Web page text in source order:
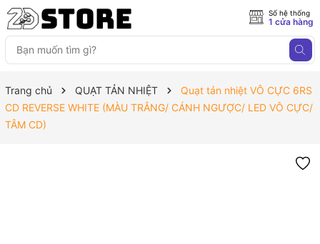
Số hệ thống
1 cửa hàng
Trang chủ QUẠT TẢN NHIỆT
Quạt tản nhiệt VÔ CỰC 6RS
CD REVERSE WHITE (MÀU TRẮNG/ CÁNH NGƯỢC/ LED VÔ CỰC/
TÂM CD)